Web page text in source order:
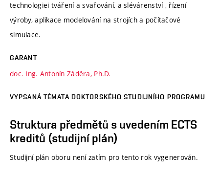
technologiei tváření a svařování, a slévárenství , řízení
výroby, aplikace modelování na strojích a počítačové
simulace.
GARANT
doc. Ing. Antonín Záděra, Ph.D.
VYPSANÁ TÉMATA DOKTORSKÉHO STUDIJNÍHO PROGRAMU
Struktura předmětů s uvedením ECTS
kreditů (studijní plán)
Studijní plán oboru není zatím pro tento rok vygenerován.